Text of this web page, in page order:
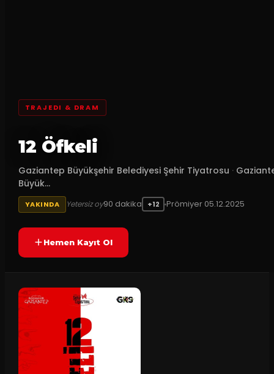
TRAJEDI & DRAM
12 Öfkeli
Gaziantep Büyükşehir Belediyesi Şehir Tiyatrosu ·
Büyük...
YAKINDA Yetersiz oy90 dakika +12 Prömiyer 05.12.2025
Hemen Kayıt Ol